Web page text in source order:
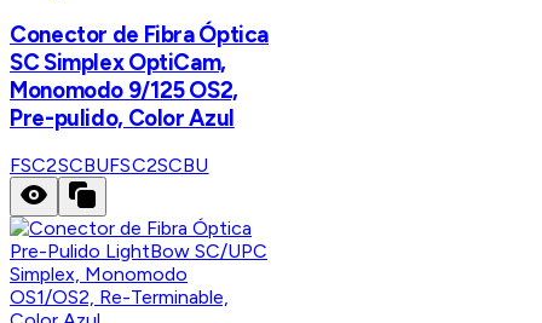
Conector de Fibra Óptica
SC Simplex OptiCam,
Monomodo 9/125 OS2,
Pre-pulido, Color Azul
FSC2SCBUFSC2SCBU